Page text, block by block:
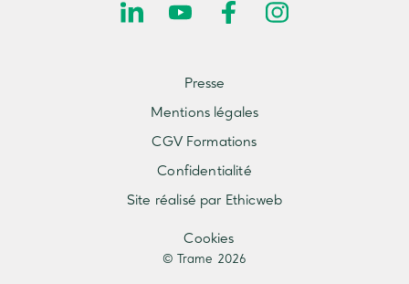
© Trame 2026
Cookies
Presse
Mentions légales
CGV Formations
Confidentialité
Site réalisé par Ethicweb